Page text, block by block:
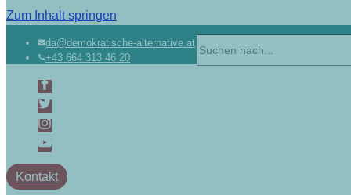
Zum Inhalt springen
da@demokratische-alternative.at
+43 664 313 46 20
Kontakt